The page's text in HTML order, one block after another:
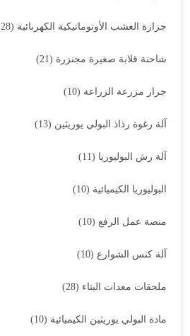
جزازة العشب الأوتوماتيكية الكهربائية (28)
شاحنة قلابة صغيرة مجنزرة (21)
جرار مزرعة الزراعة (10)
آلة رغوة رذاذ البولي يوريثين (13)
آلة رش البوليوريا (11)
البوليوريا الكيميائية (10)
منصة عمل الرفع (10)
آلة كنس الشوارع (10)
ملحقات معدات البناء (28)
مادة البولي يوريثين الكيميائية (10)